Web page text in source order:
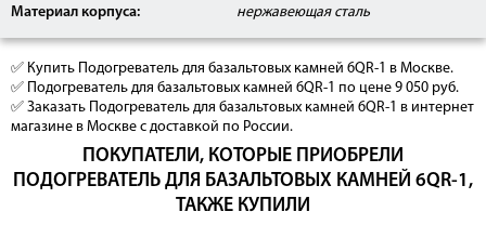
Материал корпуса:
нержавеющая сталь
✅ Купить Подогреватель для базальтовых камней 6QR-1 в Москве.
✅ Подогреватель для базальтовых камней 6QR-1 по цене 9 050 руб.
✅ Заказать Подогреватель для базальтовых камней 6QR-1 в интернет
магазине в Москве с доставкой по России.
ПОКУПАТЕЛИ, КОТОРЫЕ ПРИОБРЕЛИ
ПОДОГРЕВАТЕЛЬ ДЛЯ БАЗАЛЬТОВЫХ КАМНЕЙ 6QR-1,
ТАКЖЕ КУПИЛИ